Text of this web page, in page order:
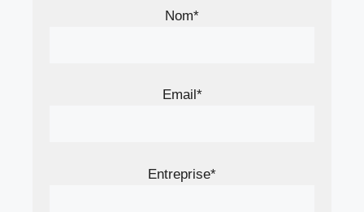
Nom*
Email*
Entreprise*